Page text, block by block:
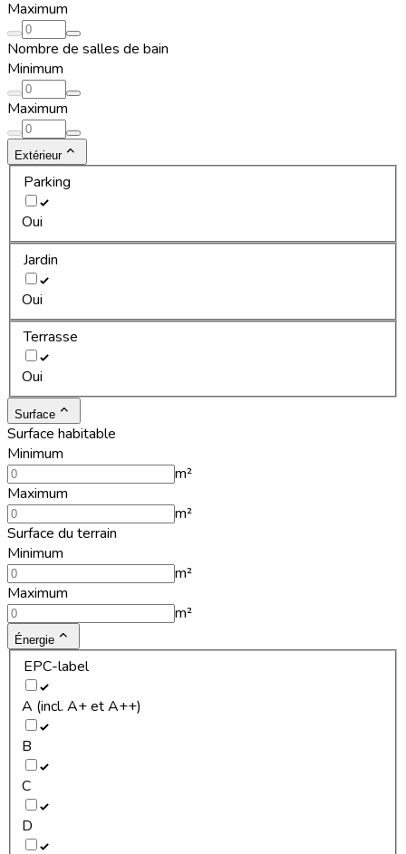
Maximum
Nombre de salles de bain
Minimum
Maximum
Extérieur
Parking
Oui
Jardin
Oui
Terrasse
Oui
Surface
Surface habitable
Minimum
m²
Maximum
m²
Surface du terrain
Minimum
m²
Maximum
m²
Énergie
EPC-label
A (incl. A+ et A++)
B
C
D